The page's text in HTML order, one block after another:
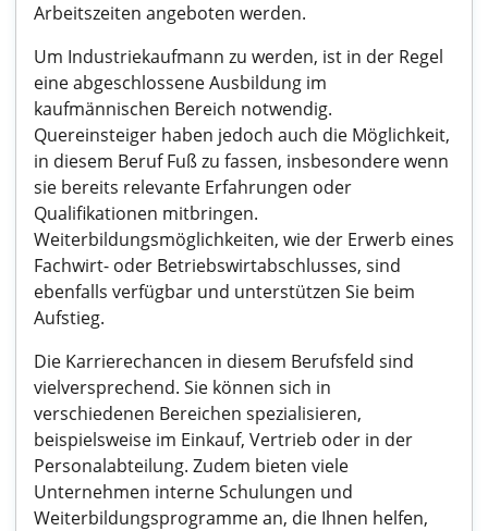
Arbeitszeiten angeboten werden.
Um Industriekaufmann zu werden, ist in der Regel
eine abgeschlossene Ausbildung im
kaufmännischen Bereich notwendig.
Quereinsteiger haben jedoch auch die Möglichkeit,
in diesem Beruf Fuß zu fassen, insbesondere wenn
sie bereits relevante Erfahrungen oder
Qualifikationen mitbringen.
Weiterbildungsmöglichkeiten, wie der Erwerb eines
Fachwirt- oder Betriebswirtabschlusses, sind
ebenfalls verfügbar und unterstützen Sie beim
Aufstieg.
Die Karrierechancen in diesem Berufsfeld sind
vielversprechend. Sie können sich in
verschiedenen Bereichen spezialisieren,
beispielsweise im Einkauf, Vertrieb oder in der
Personalabteilung. Zudem bieten viele
Unternehmen interne Schulungen und
Weiterbildungsprogramme an, die Ihnen helfen,